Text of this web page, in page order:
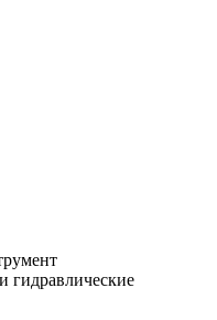
гидравлические